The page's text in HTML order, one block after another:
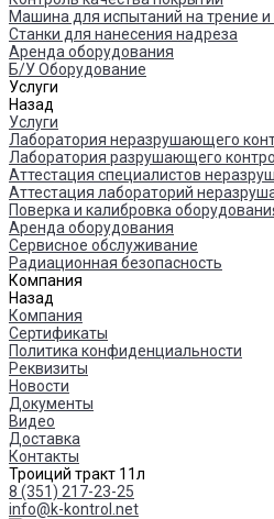
Машина для испытаний на трение и
Cтанки для нанесения надреза
Аренда оборудования
Б/У Оборудование
Услуги
Назад
Услуги
Лаборатория неразрушающего
Лаборатория разрушающего
Аттестация специалистов
Аттестация лабораторий
Поверка и калибровка
Аренда оборудования
Сервисное обслуживание
Радиационная безопасность
Компания
Назад
Компания
Сертификаты
Политика конфиденциальности
Реквизиты
Новости
Документы
Видео
Доставка
Контакты
Троиций тракт 11л
8 (351) 217-23-25
info@k-kontrol.net